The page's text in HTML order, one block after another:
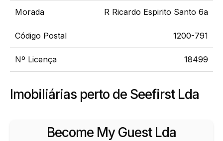
Morada R Ricardo Espirito Santo 6a
Código Postal 1200-791
Nº Licença 18499
Imobiliárias perto de Seefirst Lda
Become My Guest Lda